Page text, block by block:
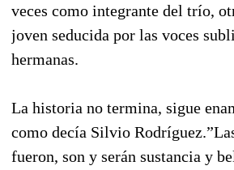
veces como integrante del trío,
joven seducida por las voces
hermanas.
La historia no termina, sigue
como decía Silvio
fueron, son y serán sustancia y